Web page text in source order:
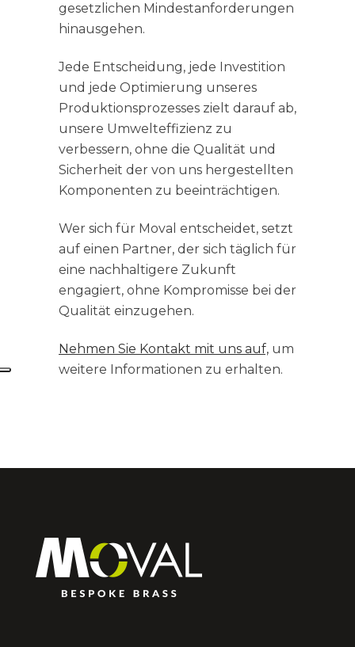
gesetzlichen Mindestanforderungen
hinausgehen.
Jede Entscheidung, jede Investition
und jede Optimierung unseres
Produktionsprozesses zielt darauf ab,
unsere Umwelteffizienz zu
verbessern, ohne die Qualität und
Sicherheit der von uns hergestellten
Komponenten zu beeinträchtigen.
Wer sich für Moval entscheidet, setzt
auf einen Partner, der sich täglich für
eine nachhaltigere Zukunft
engagiert, ohne Kompromisse bei der
Qualität einzugehen.
Nehmen Sie Kontakt mit uns auf, um
weitere Informationen zu erhalten.